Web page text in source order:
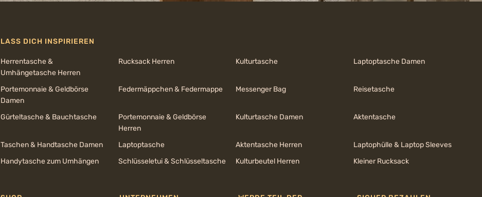
LASS DICH INSPIRIEREN
Herrentasche &
Umhängetasche Herren
Rucksack Herren Kulturtasche Laptoptasche Damen
Portemonnaie & Geldbörse
Damen
Federmäppchen & Federmappe Messenger Bag Reisetasche
Gürteltasche & Bauchtasche
Portemonnaie & Geldbörse
Herren
Kulturtasche Damen Aktentasche
Taschen & Handtasche Damen Laptoptasche Aktentasche Herren
Laptophülle & Laptop Sleeves
Handytasche zum Umhängen
Schlüsseletui & Schlüsseltasche Kulturbeutel Herren Kleiner Rucksack